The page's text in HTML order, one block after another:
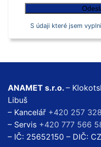
S údaji které jsem
ANAMET s.r.o. –
Libuš
– Kancelář +420 257
– Servis +420 777 566
– IČ: 25652150 – DIČ: